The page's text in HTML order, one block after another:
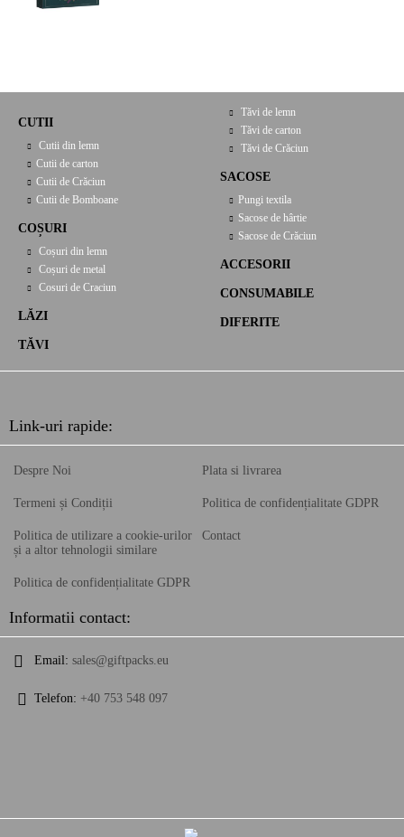
CUTII
Cutii din lemn
Cutii de carton
Cutii de Crăciun
Cutii de Bomboane
COȘURI
Coșuri din lemn
Coșuri de metal
Cosuri de Craciun
LĂZI
TĂVI
Tăvi de lemn
Tăvi de carton
Tăvi de Crăciun
SACOSE
Pungi textila
Sacose de hârtie
Sacose de Crăciun
ACCESORII
CONSUMABILE
DIFERITE
Link-uri rapide:
Despre Noi
Termeni și Condiții
Politica de utilizare a cookie-urilor
și a altor tehnologii similare
Politica de confidențialitate GDPR
Plata si livrarea
Politica de confidențialitate GDPR
Contact
Informatii contact:
Email: sales@giftpacks.eu
Telefon: +40 753 548 097